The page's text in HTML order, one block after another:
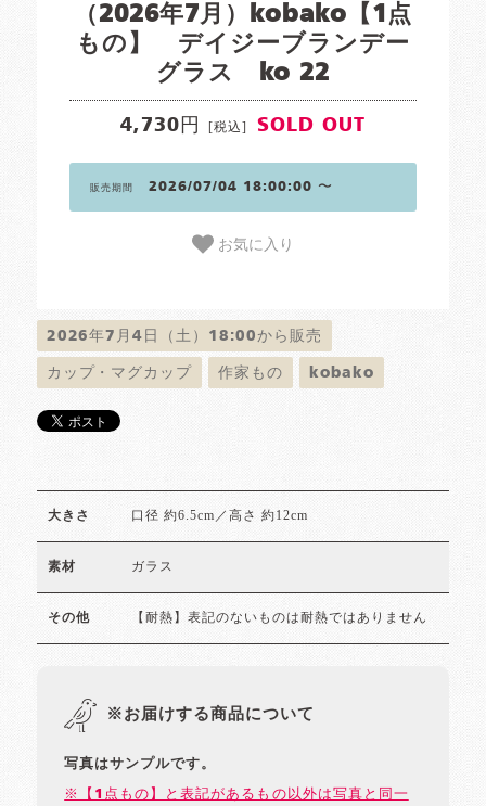
（2026年7月）kobako【1点
もの】 デイジーブランデー
グラス ko 22
4,730円 [税込] SOLD OUT
販売期間 2026/07/04 18:00:00 〜
お気に入り
2026年7月4日（土）18:00から販売
カップ・マグカップ 作家もの kobako
大きさ 口径 約6.5cm／高さ 約12cm
素材 ガラス
その他 【耐熱】表記のないものは耐熱ではありません
※お届けする商品について
写真はサンプルです。
※【1点もの】と表記があるもの以外は写真と同一